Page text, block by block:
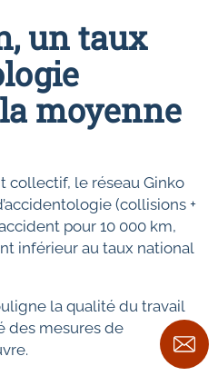
un taux
moyenne
collectif, le réseau Ginko
(collisions +
pour 10 000 km,
inférieur au taux national
la qualité du travail
des mesures de